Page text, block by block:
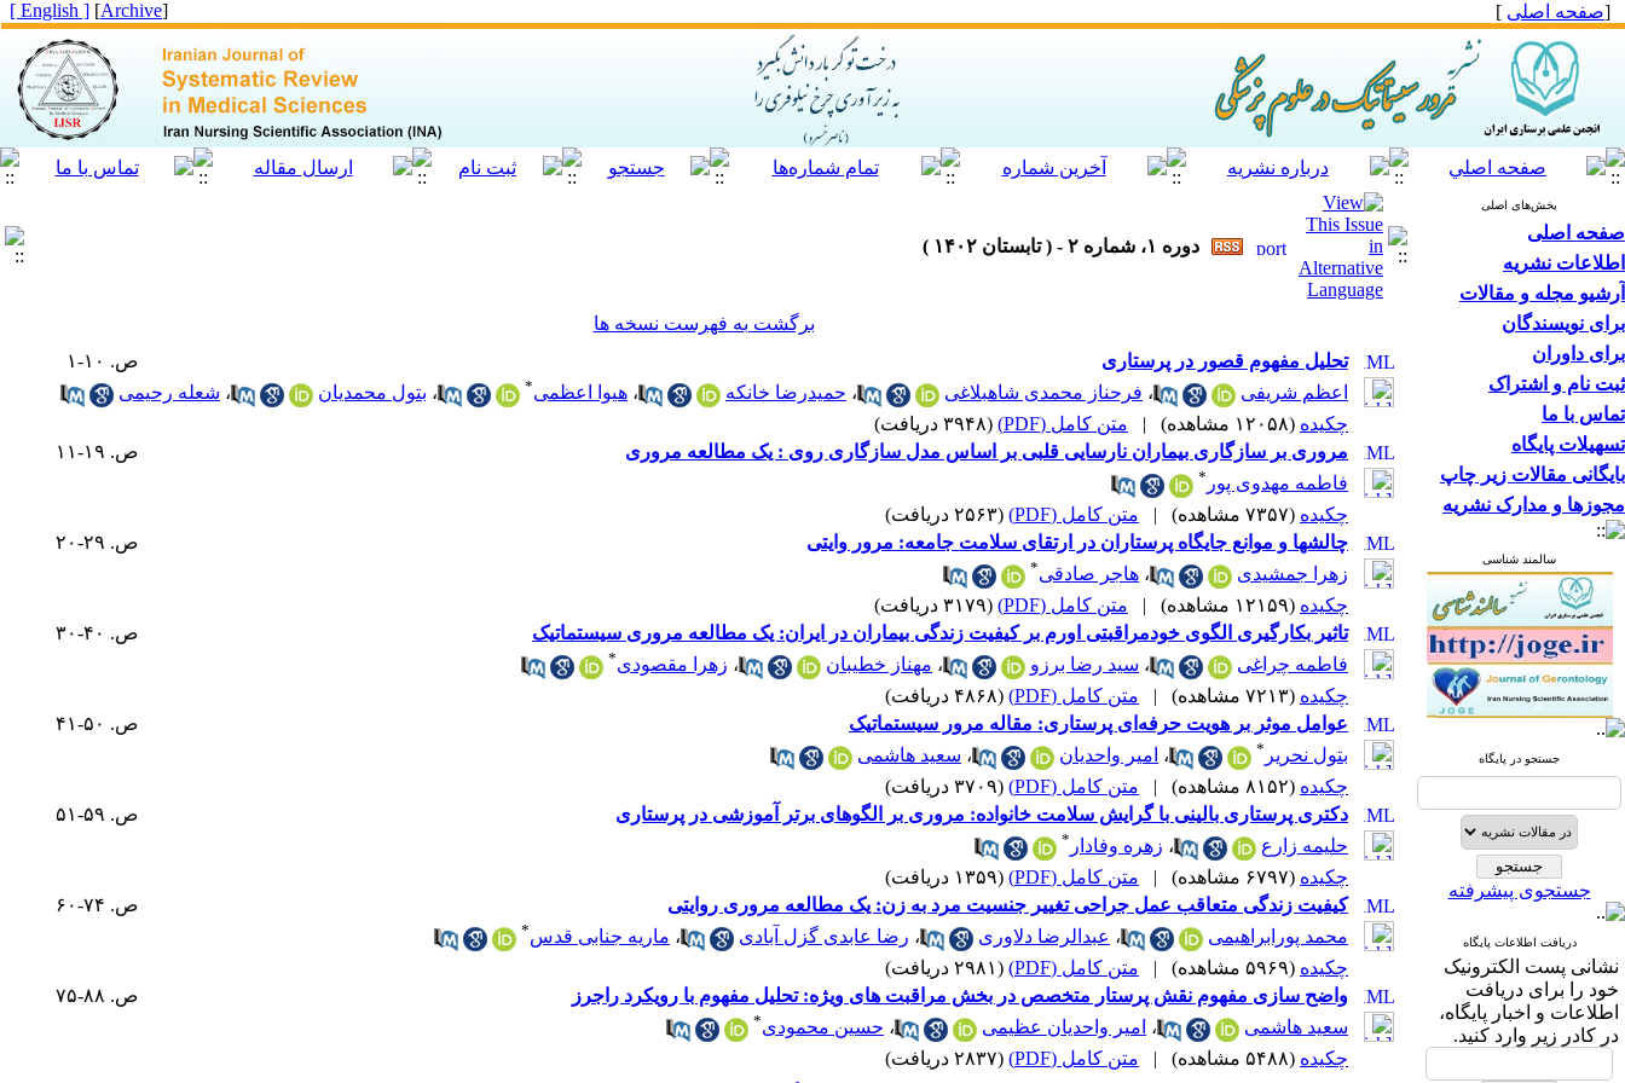
[صفحه اصلی ]
[
Archive
]
[ English ]
بخش‌های اصلی
صفحه اصلی
اطلاعات نشریه
آرشیو مجله و مقالات
برای نویسندگان
برای داوران
ثبت نام و اشتراک
تماس با ما
تسهیلات پایگاه
بایگانی مقالات زیر چاپ
مجوزها و مدارک نشریه
سالمند شناسی
جستجو در پایگاه
جستجوی پیشرفته
دریافت اطلاعات پایگاه
نشانی پست الکترونیک
خود را برای دریافت
اطلاعات و اخبار پایگاه،
در کادر زیر وارد کنید.
دوره ۱، شماره ۲ - ( تابستان ۱۴۰۲ )
برگشت به فهرست نسخه ها
تحلیل مفهوم قصور در پرستاری
ص. ۱۰-۱
اعظم شریفی
، فرحناز محمدی شاهبلاغی ، حمیدرضا خانکه ، هیوا اعظمی* ، بتول محمدیان ، شعله رحیمی
چکیده (۱۲۰۵۸ مشاهده) | متن کامل (PDF)
(۳۹۴۸ دریافت)
مروری بر سازگاری بیماران نارسایی قلبی بر اساس مدل سازگاری روی : یک مطالعه مروری
ص. ۱۹-۱۱
فاطمه مهدوی پور *
چکیده (۷۳۵۷ مشاهده) | متن کامل (PDF)
(۲۵۶۳ دریافت)
چالشها و موانع جایگاه پرستاران در ارتقای سلامت جامعه: مرور وایتی
ص. ۲۹-۲۰
زهرا جمشیدی
، هاجر صادقی*
چکیده (۱۲۱۵۹ مشاهده) | متن کامل (PDF)
(۳۱۷۹ دریافت)
تاثیر بکارگیری الگوی خودمراقبتی اورم بر کیفیت زندگی بیماران در ایران: یک مطالعه مروری سیستماتیک
ص. ۴۰-۳۰
فاطمه چراغی
، سید رضا برزو ، مهناز خطیبان ، زهرا مقصودی*
چکیده (۷۲۱۳ مشاهده) | متن کامل (PDF)
(۴۸۶۸ دریافت)
عوامل موثر بر هویت حرفه‌ای پرستاری: مقاله مرور سیستماتیک
ص. ۵۰-۴۱
بتول نحریر * ، امیر واحدیان ، سعید هاشمی
چکیده (۸۱۵۲ مشاهده) | متن کامل (PDF)
(۳۷۰۹ دریافت)
دکتری پرستاری بالینی با گرایش سلامت خانواده: مروری بر الگوهای برتر آموزشی در پرستاری
ص. ۵۹-۵۱
حلیمه زارع
، زهره وفادار *
چکیده (۶۷۹۷ مشاهده) | متن کامل (PDF)
(۱۳۵۹ دریافت)
کیفیت زندگی متعاقب عمل جراحی تغییر جنسیت مرد به زن: یک مطالعه مروری روایتی
ص. ۷۴-۶۰
محمد پورابراهیمی
، عبدالرضا دلاوری ، رضا عابدی گزل آبادی ، ماریه جنابی قدس*
چکیده (۵۹۶۹ مشاهده) | متن کامل (PDF)
(۲۹۸۱ دریافت)
واضح سازی مفهوم نقش پرستار متخصص در بخش مراقبت های ویژه: تحلیل مفهوم با رویکرد راجرز
ص. ۸۸-۷۵
سعید هاشمی
، امیر واحدیان عظیمی ، حسین محمودی*
چکیده (۵۴۸۸ مشاهده) | متن کامل (PDF)
(۲۸۳۷ دریافت)